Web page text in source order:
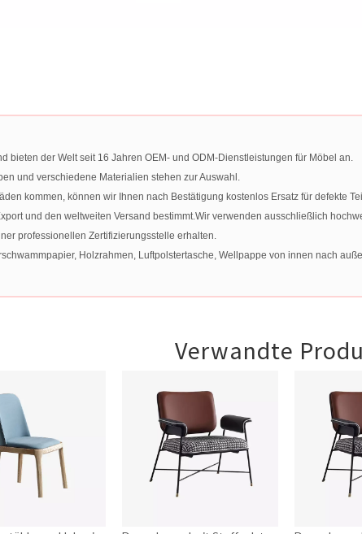
bieten der Welt seit 16 Jahren OEM- und ODM-Dienstleistungen für Möbel an.
und verschiedene Materialien stehen zur Auswahl.
kommen, können wir Ihnen nach Bestätigung kostenlos Ersatz für defekte
und den weltweiten Versand bestimmt.Wir verwenden ausschließlich
professionellen Zertifizierungsstelle erhalten.
Holzrahmen, Luftpolstertasche, Wellpappe von innen nach
Verwandte